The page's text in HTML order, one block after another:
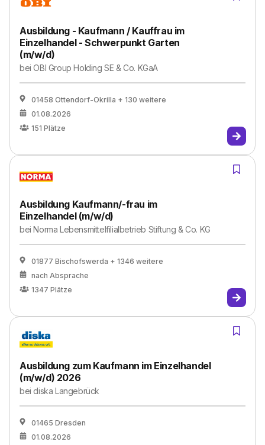
Ausbildung - Kaufmann / Kauffrau im
Einzelhandel - Schwerpunkt Garten
(m/w/d)
beiOBI Group Holding SE & Co. KGaA
01458 Ottendorf-Okrilla + 130 weitere
01.08.2026
151 Plätze
Ausbildung Kaufmann/-frau im
Einzelhandel (m/w/d)
beiNorma Lebensmittelfilialbetrieb Stiftung & Co. KG
01877 Bischofswerda + 1346 weitere
nach Absprache
1347 Plätze
Ausbildung zum Kaufmann im Einzelhandel
(m/w/d) 2026
beidiska Langebrück
01465 Dresden
01.08.2026